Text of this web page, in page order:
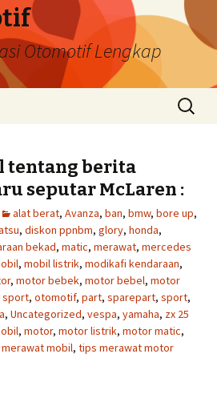
Otomotif Lengkap
Search
for:
tentang berita
seputar McLaren :
alat berat, Avanza, ban, bmw, bore up,
, diskon ppnbm, glory, honda,
bekad, matic, merawat, mercedes
, mobil listrik, modikafi kendaraan,
, motor bebek, motor bebel, motor
sport, otomotif, part, sparepart, sport,
, Uncategorized, vespa, yamaha, zx 25
, motor, motor listrik, motor matic,
mobil, tips merawat motor